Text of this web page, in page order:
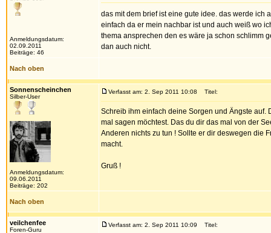
Anmeldungsdatum:
02.09.2011
Beiträge: 46
das mit dem brief ist eine gute idee. das werde ich
einfach da er mein nachbar ist und auch weiß wo
thema ansprechen den es wäre ja schon schlimm
dan auch nicht.
Nach oben
Sonnenscheinchen
Silber-User
Anmeldungsdatum:
09.06.2011
Beiträge: 202
Verfasst am: 2. Sep 2011 10:08 Titel:
Schreib ihm einfach deine Sorgen und Ängste
mal sagen möchtest. Das du dir das mal von der
Anderen nichts zu tun ! Sollte er dir deswegen die
macht.
Gruß !
Nach oben
veilchenfee
Foren-Guru
Verfasst am: 2. Sep 2011 10:09 Titel: